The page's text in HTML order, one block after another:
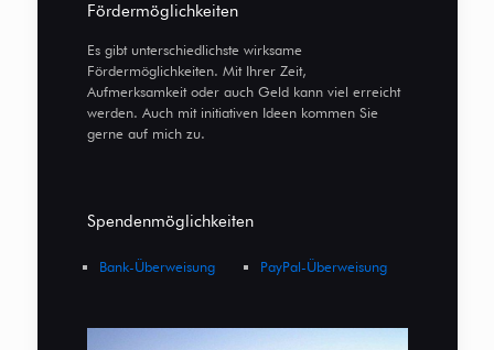
Fördermöglichkeiten
Es gibt unterschiedlichste wirksame
Fördermöglichkeiten. Mit Ihrer Zeit,
Aufmerksamkeit oder auch Geld kann viel erreicht
werden. Auch mit initiativen Ideen kommen Sie
gerne auf mich zu.
Spendenmöglichkeiten
Bank-Überweisung PayPal-Überweisung